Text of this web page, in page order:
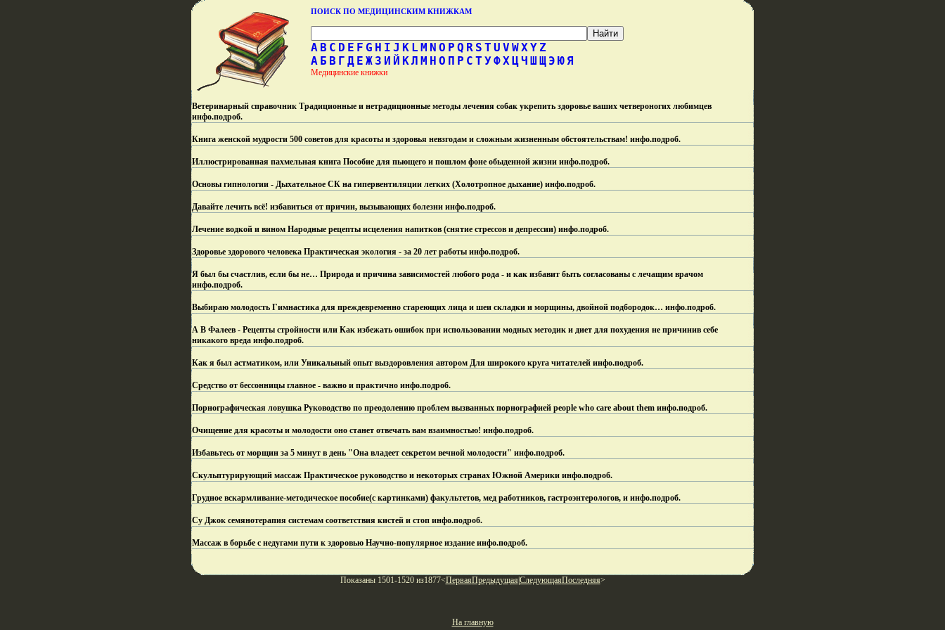
ПОИСК ПО МЕДИЦИНСКИМ КНИЖКАМ
A B C D E F G H I J K L M N O P Q R S T U V WXY Z
А Б В Г Д Е Ж З И Й КЛ М Н О П Р С Т УФХЦЧ Ш Щ Э ЮЯ
Медицинские книжки
Ветеринарный справочник Традиционные и нетрадиционные методы лечения собак укрепить здоровье ваших четвероногих любимцев
инфо.подроб.
Книга женской мудрости 500 советов для красоты и здоровья невзгодам и сложным жизненным обстоятельствам! инфо.подроб.
Иллюстрированная пахмельная книга Пособие для пьющего и пошлом фоне обыденной жизни инфо.подроб.
Основы гипнологии - Дыхательное СК на гипервентиляции легких (Холотропное дыхание) инфо.подроб.
Давайте лечить всё! избавиться от причин, вызывающих болезни инфо.подроб.
Лечение водкой и вином Народные рецепты исцеления напитков (снятие стрессов и депрессии) инфо.подроб.
Здоровье здорового человека Практическая экология - за 20 лет работы инфо.подроб.
Я был бы счастлив, если бы не… Природа и причина зависимостей любого рода - и как избавит быть согласованы с лечащим врачом
инфо.подроб.
Выбираю молодость Гимнастика для преждевременно стареющих лица и шеи складки и морщины, двойной подбородок… инфо.подроб.
А В Фалеев - Рецепты стройности или Как избежать ошибок при использовании модных методик и диет для похудения не причинив себе
никакого вреда инфо.подроб.
Как я был астматиком, или Уникальный опыт выздоровления автором Для широкого круга читателей инфо.подроб.
Средство от бессонницы главное - важно и практично инфо.подроб.
Порнографическая ловушка Руководство по преодолению проблем вызванных порнографией people who care about them инфо.подроб.
Очищение для красоты и молодости оно станет отвечать вам взаимностью! инфо.подроб.
Избавьтесь от морщин за 5 минут в день "Она владеет секретом вечной молодости" инфо.подроб.
Скульптурирующий массаж Практическое руководство и некоторых странах Южной Америки инфо.подроб.
Грудное вскармливание-методическое пособие(с картинками) факультетов, мед работников, гастроэнтерологов, и инфо.подроб.
Су Джок семянотерапия системам соответствия кистей и стоп инфо.подроб.
Массаж в борьбе с недугами пути к здоровью Научно-популярное издание инфо.подроб.
Показаны 1501-1520 из1877<ПерваяПредыдущая СледующаяПоследняя>
На главную